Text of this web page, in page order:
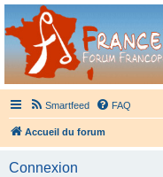
France Didgeridoo
Didgeridoo et Guimbarde sur
Smartfeed FAQ
Accueil du forum
Connexion